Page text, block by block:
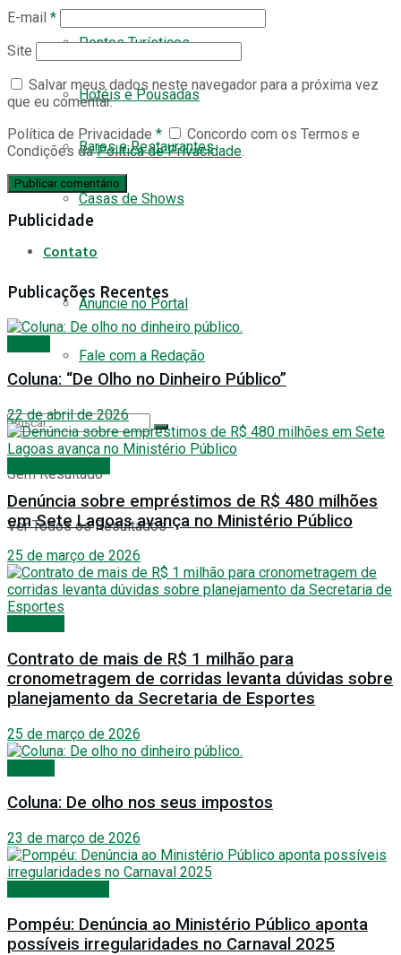
Pontos Turísticos
Hotéis e Pousadas
Bares e Restaurantes
Casas de Shows
Contato
Anuncie no Portal
Fale com a Redação
Sem Resultado
Ver Todos os Resultados
E-mail *
Site
Salvar meus dados neste navegador para a próxima vez
que eu comentar.
Política de Privacidade *
Concordo com os Termos e
Condições daPolítica de Privacidade.
Publicidade
Publicações Recentes
Coluna: “De Olho no Dinheiro Público”
22 de abril de 2026
Denúncia sobre empréstimos de R$ 480 milhões
em Sete Lagoas avança no Ministério Público
25 de março de 2026
Contrato de mais de R$ 1 milhão para
cronometragem de corridas levanta dúvidas sobre
planejamento da Secretaria de Esportes
25 de março de 2026
Coluna: De olho nos seus impostos
23 de março de 2026
Pompéu: Denúncia ao Ministério Público aponta
possíveis irregularidades no Carnaval 2025